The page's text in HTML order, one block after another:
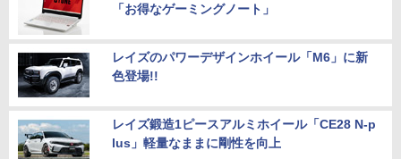
「お得なゲーミングノート」
レイズのパワーデザインホイール「M6」に新
色登場!!
レイズ鍛造1ピースアルミホイール「CE28 N-p
lus」軽量なままに剛性を向上